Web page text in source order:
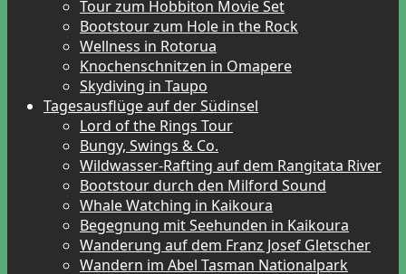
Tour zum Hobbiton Movie Set
Bootstour zum Hole in the Rock
Wellness in Rotorua
Knochenschnitzen in Omapere
Skydiving in Taupo
Tagesausflüge auf der Südinsel
Lord of the Rings Tour
Bungy, Swings & Co.
Wildwasser-Rafting auf dem Rangitata River
Bootstour durch den Milford Sound
Whale Watching in Kaikoura
Begegnung mit Seehunden in Kaikoura
Wanderung auf dem Franz Josef Gletscher
Wandern im Abel Tasman Nationalpark